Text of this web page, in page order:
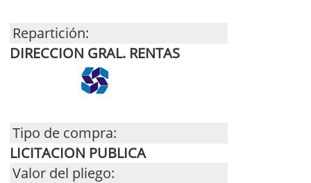
Repartición:
DIRECCION GRAL. RENTAS
Tipo de compra:
LICITACION PUBLICA
Valor del pliego: